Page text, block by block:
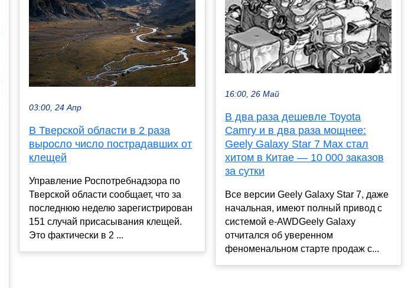
03:00, 24 Апр
В Тверской области в 2 раза
выросло число пострадавших от
клещей
Управление Роспотребнадзора по
Тверской области сообщает, что за
последнюю неделю зарегистрирован
151 случай присасывания клещей.
Это фактически в 2 ...
16:00, 26 Май
В два раза дешевле Toyota
Camry и в два раза мощнее:
Geely Galaxy Star 7 Max стал
хитом в Китае — 10 000 заказов
за сутки
Все версии Geely Galaxy Star 7, даже
начальная, имеют полный привод с
системой e-AWDGeely Galaxy
отчитался об уверенном
феноменальном старте продаж с...